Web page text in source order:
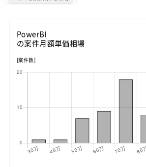
PowerBI
の案件月額単価相場
[案件数]